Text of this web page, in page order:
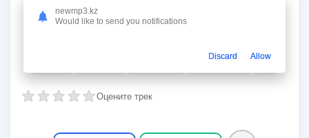
Bayen Habeit (cover)
Оцените трек
newmp3.kz
Would like to send you notifications
Discard Allow